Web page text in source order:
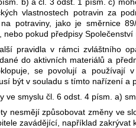
vlastnostech potravin za
potraviny, jako je směrnice
pokud předpisy
pravidla v rámci zvláštního
do aktivních materiálů a
se povolují a používají
být v souladu s tímto nařízení a
ve smyslu čl. 6 odst. 4 písm. a)
nesmějí způsobovat změny ve
zavádějící, například zakrývat